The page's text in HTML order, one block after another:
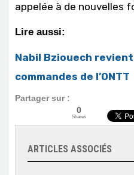
appelée à de nouvelles
Lire aussi:
Nabil Bziouech
commandes de l’ONTT
Partager sur :
0
Shares
ARTICLES ASSOCIÉS